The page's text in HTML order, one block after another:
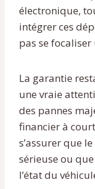
électronique,
intégrer ces
pas se
La garantie
une vraie
des pannes
financier à
s’assurer que
sérieuse ou
l’état du